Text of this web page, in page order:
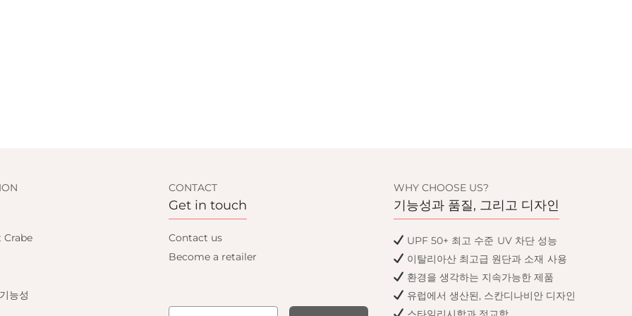
능성
CONTACT
Get in touch
Contact us
Become a retailer
WHY CHOOSE US?
기능성과 품질, 그리고 디자인
UPF 50+ 최고 수준 UV 차단 성능
이탈리아산 최고급 원단과 소재 사용
환경을 생각하는 지속가능한 제품
유럽에서 생산된, 스칸디나비안 디자인